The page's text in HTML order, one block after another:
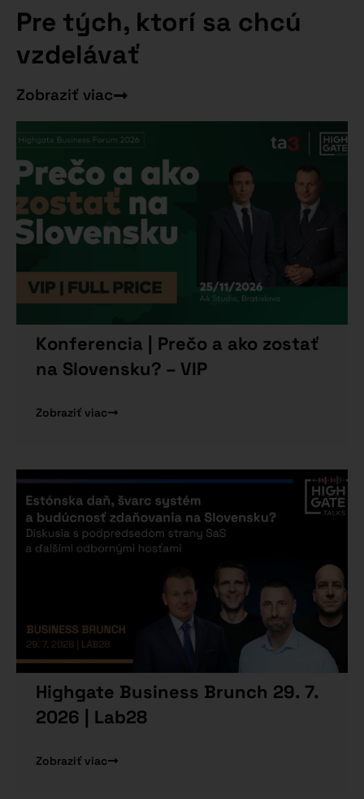
Pre tých, ktorí sa chcú
vzdelávať
Zobraziť viac
Konferencia | Prečo a ako zostať
na Slovensku? – VIP
Zobraziť viac
Highgate Business Brunch 29. 7.
2026 | Lab28
Zobraziť viac